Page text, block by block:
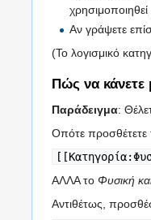
χρησιμοποιηθεί
Αν γράψετε
(Το λογισμικό
Πώς να κάνετε
Παράδειγμα:
Οπότε προσθέτετε
ΑΛΛΑ το Φυσική
Αντιθέτως,